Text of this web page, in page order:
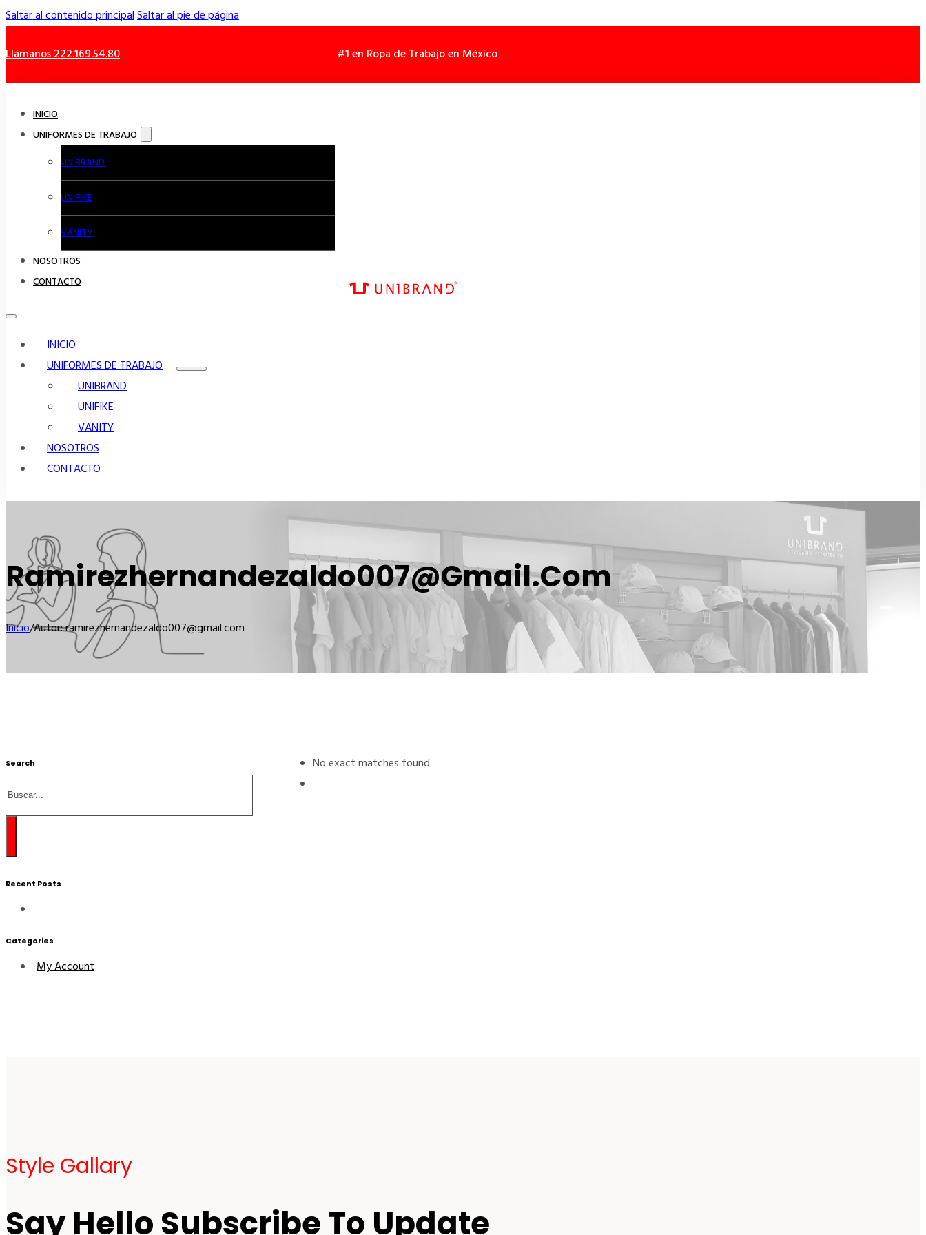
Saltar al contenido principalSaltar al pie de página
Llámanos 222.169.54.80 #1 en Ropa de Trabajo en México
INICIO
UNIFORMES DE TRABAJO
UNIBRAND
UNIFIKE
VANITY
NOSOTROS
CONTACTO
INICIO
UNIFORMES DE TRABAJO
UNIBRAND
UNIFIKE
VANITY
NOSOTROS
CONTACTO
Ramirezhernandezaldo007@gmail.com
Inicio/Autor: ramirezhernandezaldo007@gmail.com
Search
Recent Posts
Categories
My Account
No exact matches found
Style Gallary
Say Hello Subscribe To Update